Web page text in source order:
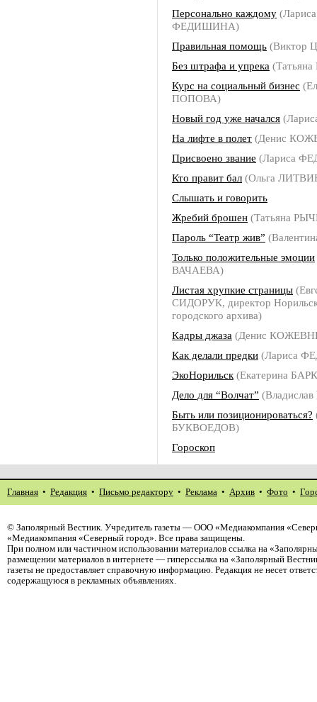
Персонально каждому (Лариса
ФЕДИШИНА)
Правильная помощь (Виктор
Без штрафа и упрека
Курс на социальный бизнес
ПОПОВА)
Новый год уже начался
На лифте в полет (Денис
Присвоено звание (Лариса
Кто правит бал (Ольга
Слышать и говорить
Жребий брошен (Татьяна
Пароль “Театр жив”
Только положительные эмоции
ВАЧАЕВА)
Листая хрупкие страницы
СИДОРУК, директор
городского архива)
Кадры джаза (Денис
Как делали предки (Лариса
ЭкоНорильск (Екатерина
Дело для “Волчат”
Быть или позиционироваться?
БУКВОЕДОВ)
Гороскоп
Главная • Редакция • Письмо редактору • Реклама • Архив • Фото •
© Заполярный Вестник. Учредитель газеты — ООО «Медиакомпания
«Медиакомпания «Северный город». Все права защищены.
При полном или частичном использовании материалов ссылка на
размещении материалов в интернете — гиперссылка на «Заполярный
газеты не предоставляет справочную информацию. Редакция не несет
содержащуюся в рекламных объявлениях.